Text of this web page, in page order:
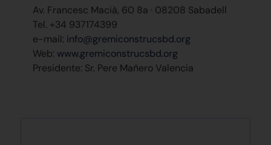
Av. Francesc Macià, 60 8a · 08208 Sabadell
Tel. +34 937174399
e-mail: info@gremiconstrucsbd.org
Web: www.gremiconstrucsbd.org
Presidente: Sr. Pere Mañero Valencia